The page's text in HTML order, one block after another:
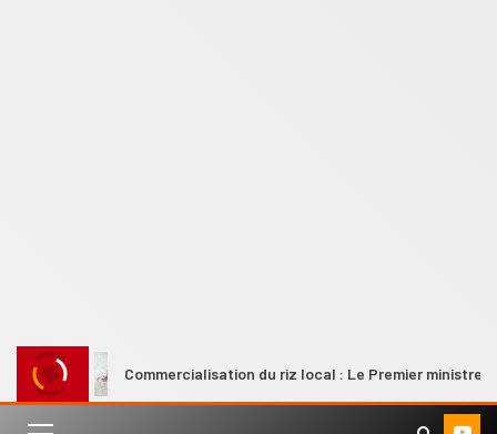
Commercialisation du riz local : Le Premier ministre Ahmadou